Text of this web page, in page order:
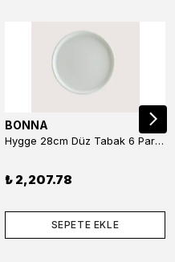
BONNA
Hygge 28cm Düz Tabak 6 Parça
₺ 2,207.78
SEPETE EKLE